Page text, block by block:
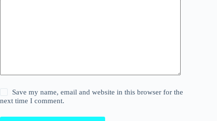
Save my name, email and website in this browser for the
next time I comment.